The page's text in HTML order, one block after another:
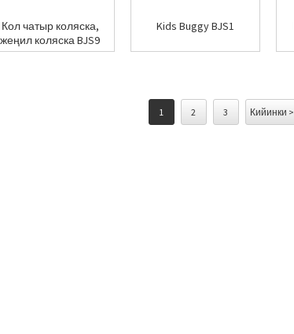
Кол чатыр коляска,
жеңил коляска BJS9
Kids Buggy BJS1
1 2 3 Кийинки >